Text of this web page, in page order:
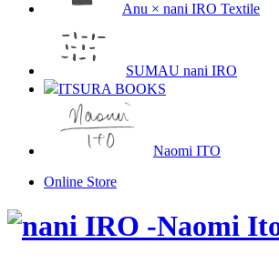
Anu × nani IRO Textile
SUMAU nani IRO
ITSURA BOOKS
Naomi ITO
Online Store